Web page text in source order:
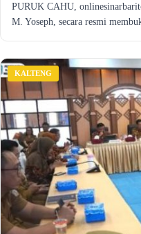
PURUK CAHU,
M. Yoseph, secara resmi
KALTENG